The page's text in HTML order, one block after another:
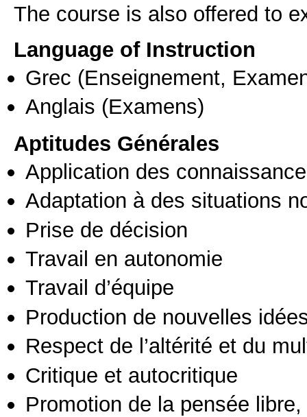
The course is also offered to
Language of Instruction
Grec (Enseignement,
Anglais (Examens)
Aptitudes Générales
Application des
Adaptation à des situations
Prise de décision
Travail en autonomie
Travail d’équipe
Production de nouvelles
Respect de l’altérité et du
Critique et autocritique
Promotion de la pensée